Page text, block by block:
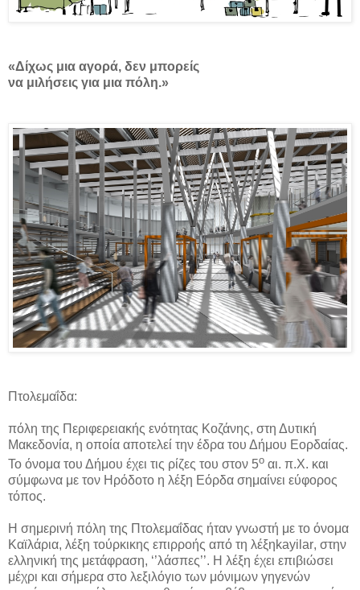
«Δίχως μια αγορά, δεν μπορείς
να μιλήσεις για μια πόλη.»
Πτολεμαΐδα:
πόλη της Περιφερειακής ενότητας Κοζάνης, στη Δυτική
Μακεδονία, η οποία αποτελεί την έδρα του Δήμου Εορδαίας.
Το όνομα του Δήμου έχει τις ρίζες του στον 5ο αι. π.Χ. και
σύμφωνα με τον Ηρόδοτο η λέξη Εόρδα σημαίνει εύφορος
τόπος.
Η σημερινή πόλη της Πτολεμαΐδας ήταν γνωστή με το όνομα
Καϊλάρια, λέξη τούρκικης επιρροής από τη λέξηkayilar, στην
ελληνική της μετάφραση, ‘’λάσπες’’. Η λέξη έχει επιβιώσει
μέχρι και σήμερα στο λεξιλόγιο των μόνιμων γηγενών